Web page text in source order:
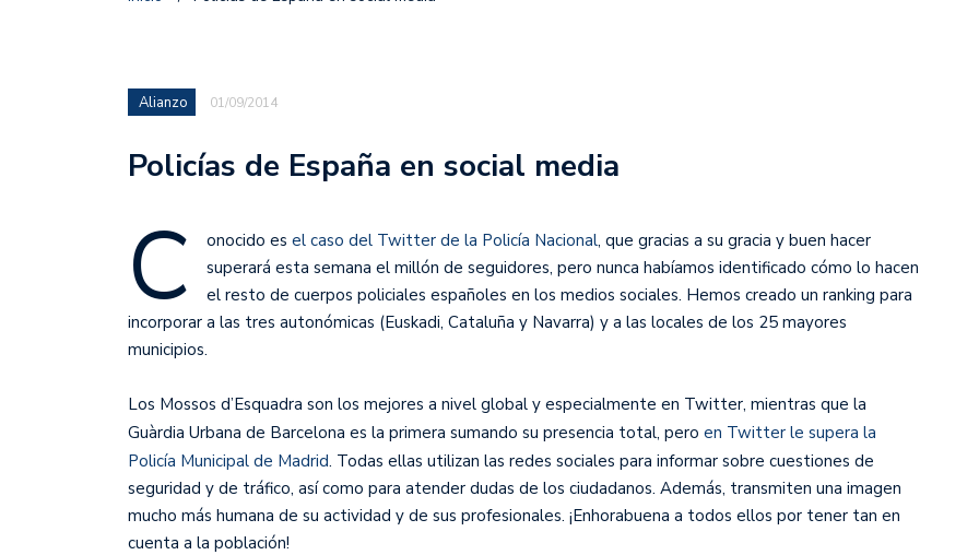
Alianzo 01/09/2014
Policías de España en social media
C onocido es el caso del Twitter de la Policía Nacional, que gracias a su gracia y buen hacer
superará esta semana el millón de seguidores, pero nunca habíamos identificado cómo lo hacen
el resto de cuerpos policiales españoles en los medios sociales. Hemos creado un ranking para
incorporar a las tres autonómicas (Euskadi, Cataluña y Navarra) y a las locales de los 25 mayores
municipios.
Los Mossos d’Esquadra son los mejores a nivel global y especialmente en Twitter, mientras que la
Guàrdia Urbana de Barcelona es la primera sumando su presencia total, pero en Twitter le supera la
Policía Municipal de Madrid. Todas ellas utilizan las redes sociales para informar sobre cuestiones de
seguridad y de tráfico, así como para atender dudas de los ciudadanos. Además, transmiten una imagen
mucho más humana de su actividad y de sus profesionales. ¡Enhorabuena a todos ellos por tener tan en
cuenta a la población!